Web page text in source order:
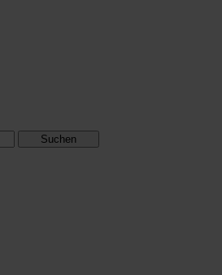
Suchen